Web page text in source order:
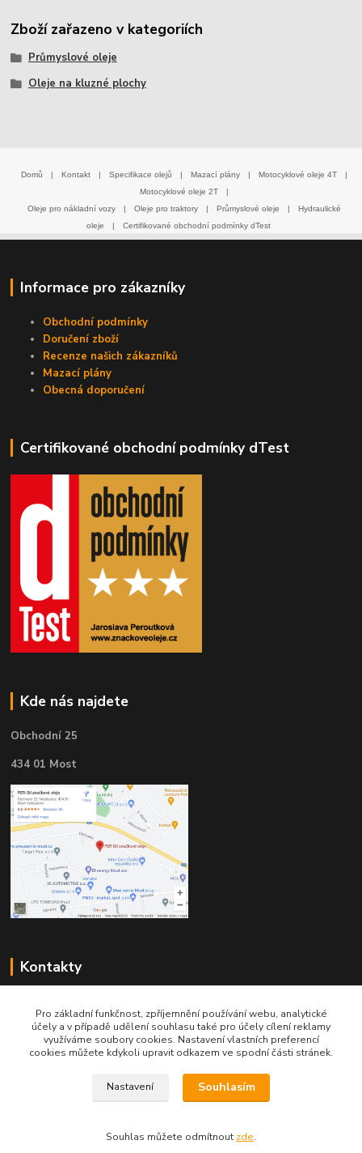
Zboží zařazeno v kategoriích
Průmyslové oleje
Oleje na kluzné plochy
Domů | Kontakt | Specifikace olejů | Mazací plány | Motocyklové oleje 4T
|
Motocyklové oleje 2T
|
Oleje pro nákladní vozy
| Oleje pro traktory | Průmyslové oleje |
Hydraulické
oleje
| Certifikované obchodní podmínky dTest
Informace pro zákazníky
Obchodní podmínky
Doručení zboží
Recenze našich zákazníků
Mazací plány
Obecná doporučení
Certifikované obchodní podmínky dTest
Kde nás najdete
Obchodní 25
434 01 Most
Kontakty
Telefon do našeho obchodu : 774 993 479
info@znackoveoleje.cz
Pro základní funkčnost, zpříjemnění používání webu, analytické
účely a v případě udělení souhlasu také pro účely cílení reklamy
využíváme soubory cookies. Nastavení vlastních preferencí
cookies můžete kdykoli upravit odkazem ve spodní části stránek.
Nastavení Souhlasím
Souhlas můžete odmítnout zde.